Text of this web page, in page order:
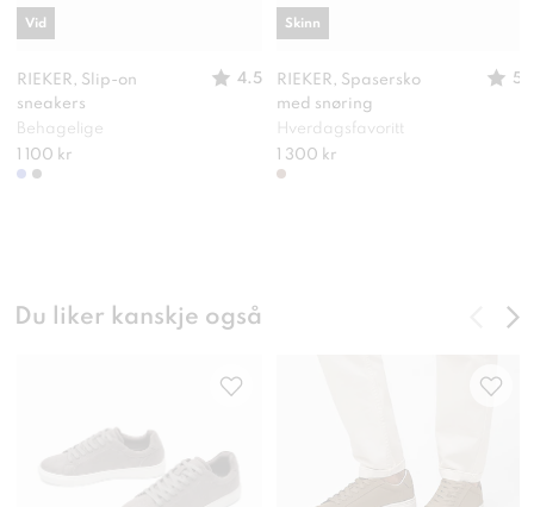
RIEKER, Slip-on
sneakers
4.5
Behagelige
1 100 kr
Vid
RIEKER, Spasersko
med snøring
5
Hverdagsfavoritt
1 300 kr
Skinn
Du liker kanskje også